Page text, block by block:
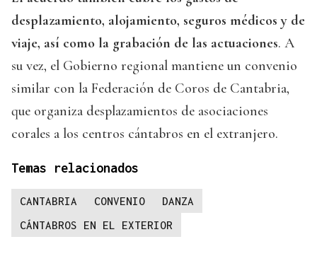
desplazamiento, alojamiento, seguros médicos y de
viaje, así como la grabación de las actuaciones. A
su vez, el Gobierno regional mantiene un convenio
similar con la Federación de Coros de Cantabria,
que organiza desplazamientos de asociaciones
corales a los centros cántabros en el extranjero.
Temas relacionados
CANTABRIA CONVENIO
DANZA
CÁNTABROS EN EL EXTERIOR